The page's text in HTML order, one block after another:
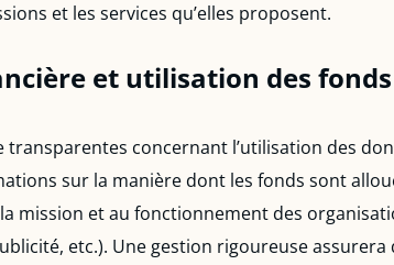
et les services qu’elles proposent.
et utilisation des fonds
concernant l’utilisation des
sur la manière dont les fonds sont
mission et au fonctionnement des
etc.). Une gestion rigoureuse assurera